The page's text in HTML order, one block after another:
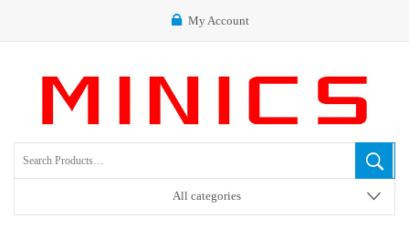
My Account
All categories